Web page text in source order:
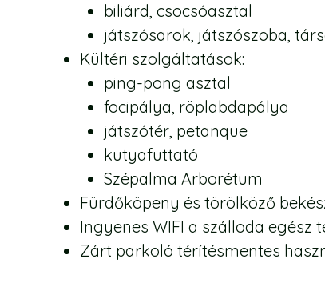
biliárd, csocsóasztal
játszósarok, játszószoba,
Kültéri szolgáltatások:
ping-pong asztal
focipálya, röplabdapálya
játszótér, petanque
kutyafuttató
Szépalma Arborétum
Fürdőköpeny és törölköző
Ingyenes WIFI a szálloda egész
Zárt parkoló térítésmentes